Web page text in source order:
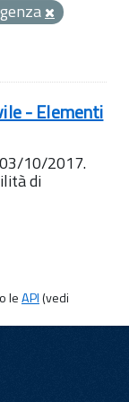
- Elementi
10/2017.
di
leAPI(vedi